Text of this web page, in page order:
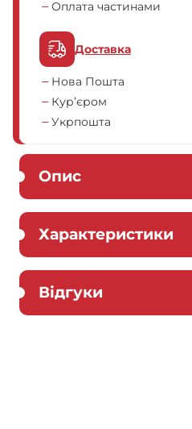
Оплата частинами
Доставка
Нова Пошта
Кур’єром
Укрпошта
Опис
Характеристики
Відгуки